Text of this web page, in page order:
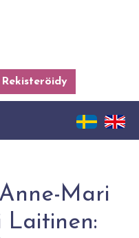
Rekisteröidy
Mari
Laitinen: